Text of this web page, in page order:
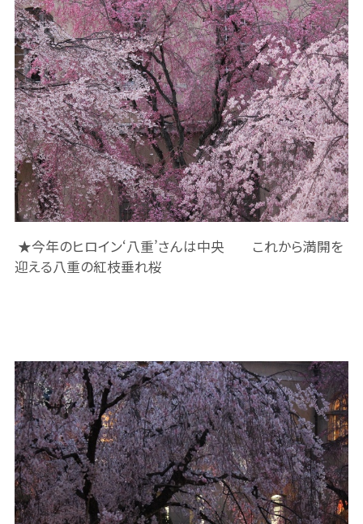
★今年のヒロイン‘八重’さんは中央 これから満開を
迎える八重の紅枝垂れ桜